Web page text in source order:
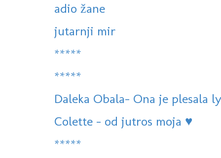
adio žane
jutarnji mir
*****
*****
Daleka Obala- Ona je plesala
Colette - od jutros moja ♥
*****